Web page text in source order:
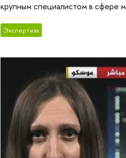
крупным специалистом в сфере
Экспертиза